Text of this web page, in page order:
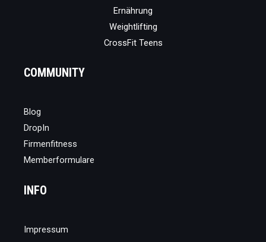
Ernährung
Weightlifting
CrossFit Teens
COMMUNITY
Blog
DropIn
Firmenfitness
Memberformulare
INFO
Impressum